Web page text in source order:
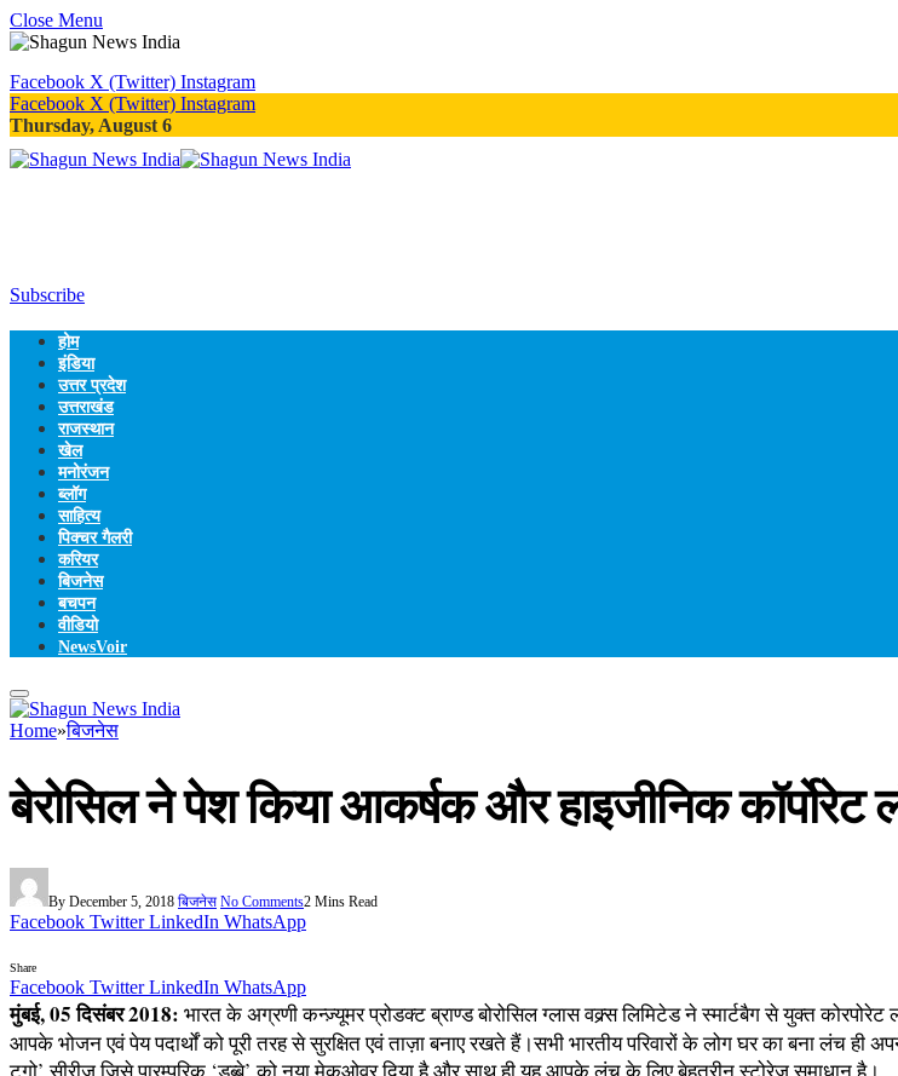
Close Menu
Facebook X (Twitter) Instagram
Facebook X (Twitter) Instagram
Thursday, August 6
Subscribe
होम
इंडिया
उत्तर प्रदेश
उत्तराखंड
राजस्थान
खेल
मनोरंजन
ब्लॉग
साहित्य
पिक्चर गैलरी
करियर
बिजनेस
बचपन
वीडियो
NewsVoir
Home»बिजनेस
बेरोसिल ने पेश किया आकर्षक और हाइजीनिक कॉर्पोरेट
By December 5, 2018 बिजनेस No Comments2 Mins Read
Facebook Twitter LinkedIn WhatsApp
Share
Facebook Twitter LinkedIn WhatsApp
मुंबई, 05 दिसंबर 2018: भारत के अग्रणी कन्ज़्यूमर प्रोडक्ट ब्राण्ड बोरोसिल ग्लास वक्र्स लिमिटेड ने स्मार्टबैग से
आपके भोजन एवं पेय पदार्थों को पूरी तरह से सुरक्षित एवं ताज़ा बनाए रखते हैं।सभी भारतीय परिवारों के लोग घर का बना
टूगो’ सीरीज़ जिसे पारम्परिक ‘डब्बे’ को नया मेकओवर दिया है और साथ ही यह आपके लंच के लिए बेहतरीन स्टोरेज समाधान है।